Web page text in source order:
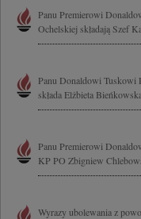
Panu Premierowi
Ochelskiej składają Szef
Panu Donaldowi Tuskowi
składa Elżbieta
Panu Premierowi
KP PO Zbigniew
Wyrazy ubolewania z